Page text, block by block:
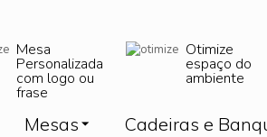
Mesa
Personalizada
com logo ou
frase
Otimize
espaço do
ambiente
Mesas Cadeiras e